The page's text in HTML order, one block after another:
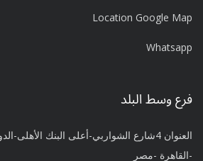
Location Google Map
Whatsapp
فرع وسط البلد
العنوان 4شارع الشواربي-أعلى البنك
-القاهرة -مصر